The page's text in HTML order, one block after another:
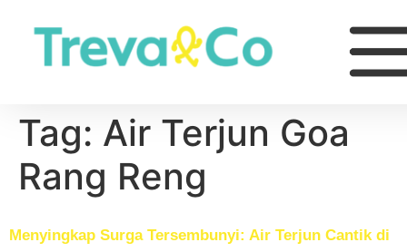
Tag: Air Terjun Goa
Rang Reng
Menyingkap Surga Tersembunyi: Air Terjun Cantik di